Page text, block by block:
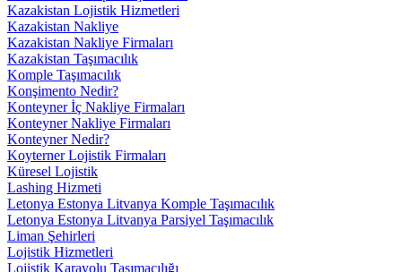
Kazakistan Lojistik Hizmetleri
Kazakistan Nakliye
Kazakistan Nakliye Firmaları
Kazakistan Taşımacılık
Komple Taşımacılık
Konşimento Nedir?
Konteyner İç Nakliye Firmaları
Konteyner Nakliye Firmaları
Konteyner Nedir?
Koyterner Lojistik Firmaları
Küresel Lojistik
Lashing Hizmeti
Letonya Estonya Litvanya Komple Taşımacılık
Letonya Estonya Litvanya Parsiyel Taşımacılık
Liman Şehirleri
Lojistik Hizmetleri
Lojistik Karayolu Taşımacılığı